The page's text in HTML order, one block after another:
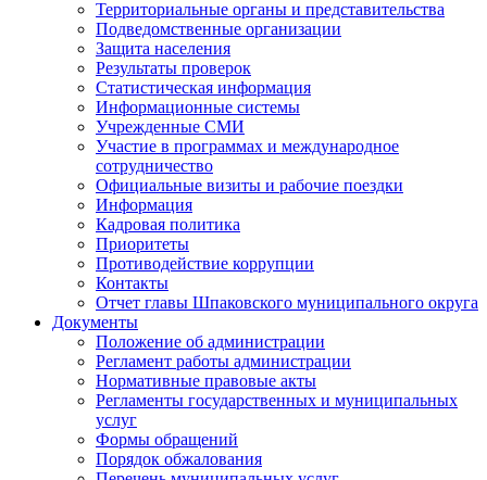
Территориальные органы и представительства
Подведомственные организации
Защита населения
Результаты проверок
Статистическая информация
Информационные системы
Учрежденные СМИ
Участие в программах и международное
сотрудничество
Официальные визиты и рабочие поездки
Информация
Кадровая политика
Приоритеты
Противодействие коррупции
Контакты
Отчет главы Шпаковского муниципального округа
Документы
Положение об администрации
Регламент работы администрации
Нормативные правовые акты
Регламенты государственных и муниципальных
услуг
Формы обращений
Порядок обжалования